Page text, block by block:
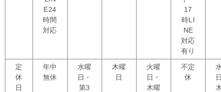
E24
時間
対応
17
時LI
NE
対応
有り
定
休
日
年中
無休
水曜
日・
第3
木曜
日
火曜
日・
木曜
不定
休